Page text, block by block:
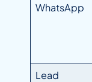
WhatsApp
Lead